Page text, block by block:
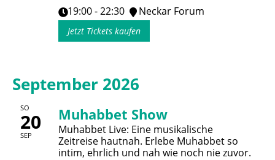
19:00 - 22:30
Neckar Forum
Jetzt Tickets kaufen
September 2026
SO
20
SEP
Muhabbet Show
Muhabbet Live: Eine musikalische
Zeitreise hautnah. Erlebe Muhabbet so
intim, ehrlich und nah wie noch nie zuvor.